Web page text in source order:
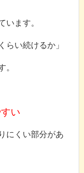
います。
らい続けるか」
。
い
にくい部分があ